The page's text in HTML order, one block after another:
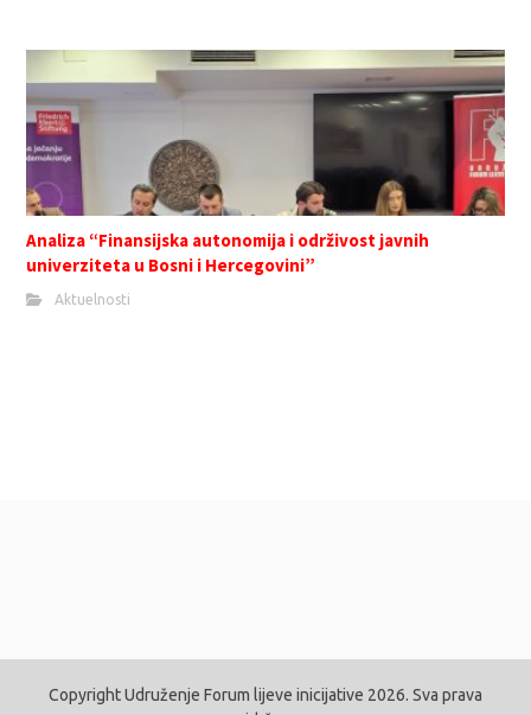
Analiza “Finansijska autonomija i održivost javnih
univerziteta u Bosni i Hercegovini”
Aktuelnosti
Copyright Udruženje Forum lijeve inicijative 2026. Sva prava